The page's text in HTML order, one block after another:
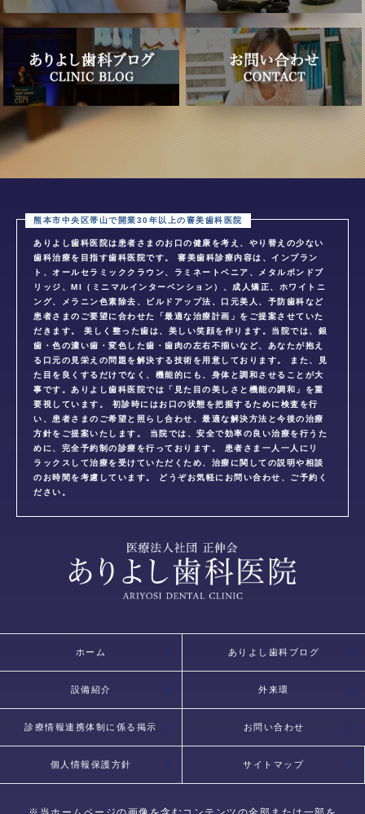
ありよし歯科医院は患者さまのお口の健康を考え、やり替えの少ない
歯科治療を目指す歯科医院です。 審美歯科診療内容は、インプラン
ト、オールセラミッククラウン、ラミネートベニア、メタルボンドブ
リッジ、MI（ミニマルインターベンション）、成人矯正、ホワイトニ
ング、メラニン色素除去、ビルドアップ法、口元美人、予防歯科など
患者さまのご要望に合わせた「最適な治療計画」をご提案させていた
だきます。 美しく整った歯は、美しい笑顔を作ります。当院では、銀
歯・色の濃い歯・変色した歯・歯肉の左右不揃いなど、あなたが抱え
る口元の見栄えの問題を解決する技術を用意しております。 また、見
た目を良くするだけでなく、機能的にも、身体と調和させることが大
事です。ありよし歯科医院では「見た目の美しさと機能の調和」を重
要視しています。 初診時にはお口の状態を把握するために検査を行
い、患者さまのご希望と照らし合わせ、最適な解決方法と今後の治療
方針をご提案いたします。 当院では、安全で効率の良い治療を行うた
めに、完全予約制の診療を行っております。 患者さま一人一人にリ
ラックスして治療を受けていただくため、治療に関しての説明や相談
のお時間を考慮しています。 どうぞお気軽にお問い合わせ、ご予約く
ださい。
ホーム ありよし歯科ブログ
設備紹介 外来環
診療情報連携体制に係る掲示 お問い合わせ
個人情報保護方針 サイトマップ